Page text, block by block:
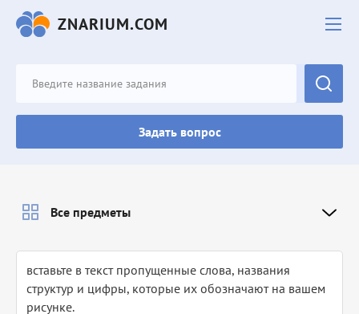
ZNARIUM.COM
Задать вопрос
вставьте в текст пропущенные слова, названия
структур и цифры, которые их обозначают на вашем
рисунке.
Все предметы